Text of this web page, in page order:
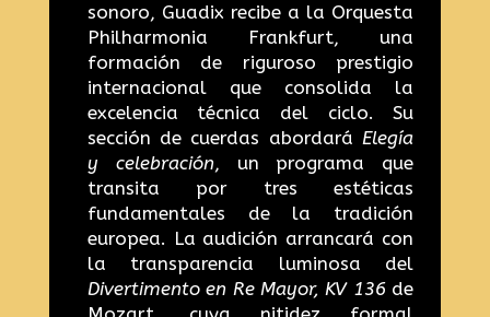
sonoro, Guadix recibe a la Orquesta
Philharmonia Frankfurt, una
formación de riguroso prestigio
internacional que consolida la
excelencia técnica del ciclo. Su
sección de cuerdas abordaráElegía
y celebración, un programa que
transita por tres estéticas
fundamentales de la tradición
europea. La audición arrancará con
la transparencia luminosa del
Divertimento en Re Mayor, KV 136de